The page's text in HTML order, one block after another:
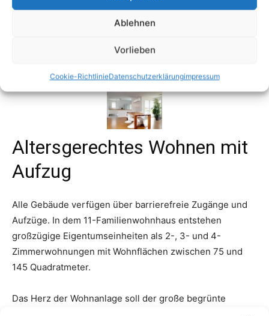
Ablehnen
Vorlieben
Cookie-RichtlinieDatenschutzerklärungimpressum